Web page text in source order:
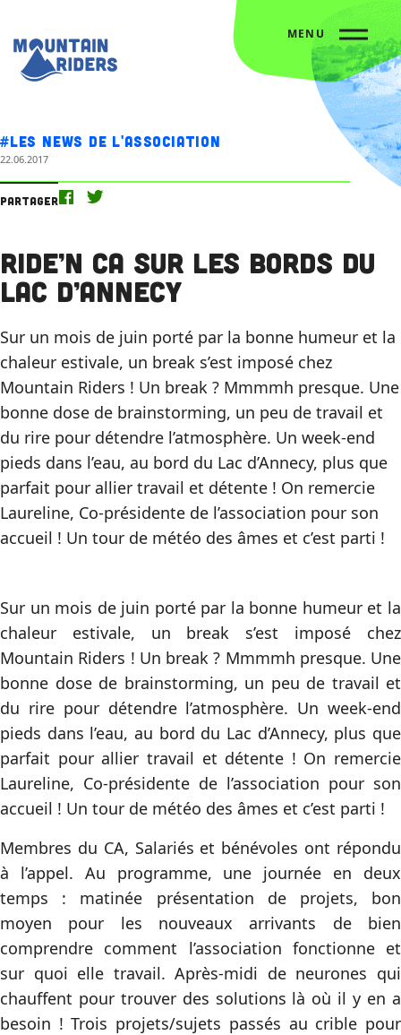
MENU
#Les news de l'association
22.06.2017
Partager
Ride’N CA sur les bords du
lac d’Annecy
Sur un mois de juin porté par la bonne humeur et la
chaleur estivale, un break s’est imposé chez
Mountain Riders ! Un break ? Mmmmh presque. Une
bonne dose de brainstorming, un peu de travail et
du rire pour détendre l’atmosphère. Un week-end
pieds dans l’eau, au bord du Lac d’Annecy, plus que
parfait pour allier travail et détente ! On remercie
Laureline, Co-présidente de l’association pour son
accueil ! Un tour de météo des âmes et c’est parti !
Sur un mois de juin porté par la bonne humeur et la
chaleur estivale, un break s’est imposé chez
Mountain Riders ! Un break ? Mmmmh presque. Une
bonne dose de brainstorming, un peu de travail et
du rire pour détendre l’atmosphère. Un week-end
pieds dans l’eau, au bord du Lac d’Annecy, plus que
parfait pour allier travail et détente ! On remercie
Laureline, Co-présidente de l’association pour son
accueil ! Un tour de météo des âmes et c’est parti !
Membres du CA, Salariés et bénévoles ont répondu
à l’appel. Au programme, une journée en deux
temps : matinée présentation de projets, bon
moyen pour les nouveaux arrivants de bien
comprendre comment l’association fonctionne et
sur quoi elle travail. Après-midi de neurones qui
chauffent pour trouver des solutions là où il y en a
besoin ! Trois projets/sujets passés au crible pour